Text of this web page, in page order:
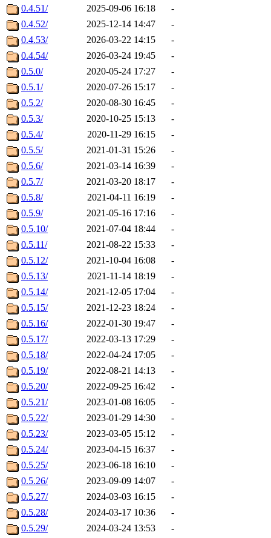
0.4.51/ 2025-09-06 16:18
-
0.4.52/
2025-12-14 14:47
-
0.4.53/
2026-03-22 14:15
-
0.4.54/
2026-03-24 19:45
-
0.5.0/
2020-05-24 17:27
-
0.5.1/
2020-07-26 15:17
-
0.5.2/
2020-08-30 16:45
-
0.5.3/
2020-10-25 15:13
-
0.5.4/
2020-11-29 16:15
-
0.5.5/
2021-01-31 15:26
-
0.5.6/
2021-03-14 16:39
-
0.5.7/
2021-03-20 18:17
-
0.5.8/
2021-04-11 16:19
-
0.5.9/
2021-05-16 17:16
-
0.5.10/
2021-07-04 18:44
-
0.5.11/
2021-08-22 15:33
-
0.5.12/
2021-10-04 16:08
-
0.5.13/
2021-11-14 18:19
-
0.5.14/
2021-12-05 17:04
-
0.5.15/
2021-12-23 18:24
-
0.5.16/
2022-01-30 19:47
-
0.5.17/
2022-03-13 17:29
-
0.5.18/
2022-04-24 17:05
-
0.5.19/
2022-08-21 14:13
-
0.5.20/
2022-09-25 16:42
-
0.5.21/
2023-01-08 16:05
-
0.5.22/
2023-01-29 14:30
-
0.5.23/
2023-03-05 15:12
-
0.5.24/
2023-04-15 16:37
-
0.5.25/
2023-06-18 16:10
-
0.5.26/
2023-09-09 14:07
-
0.5.27/
2024-03-03 16:15
-
0.5.28/
2024-03-17 10:36
-
0.5.29/
2024-03-24 13:53
-